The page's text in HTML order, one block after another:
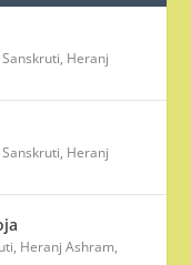
, Heranj
, Heranj
, Heranj Ashram,